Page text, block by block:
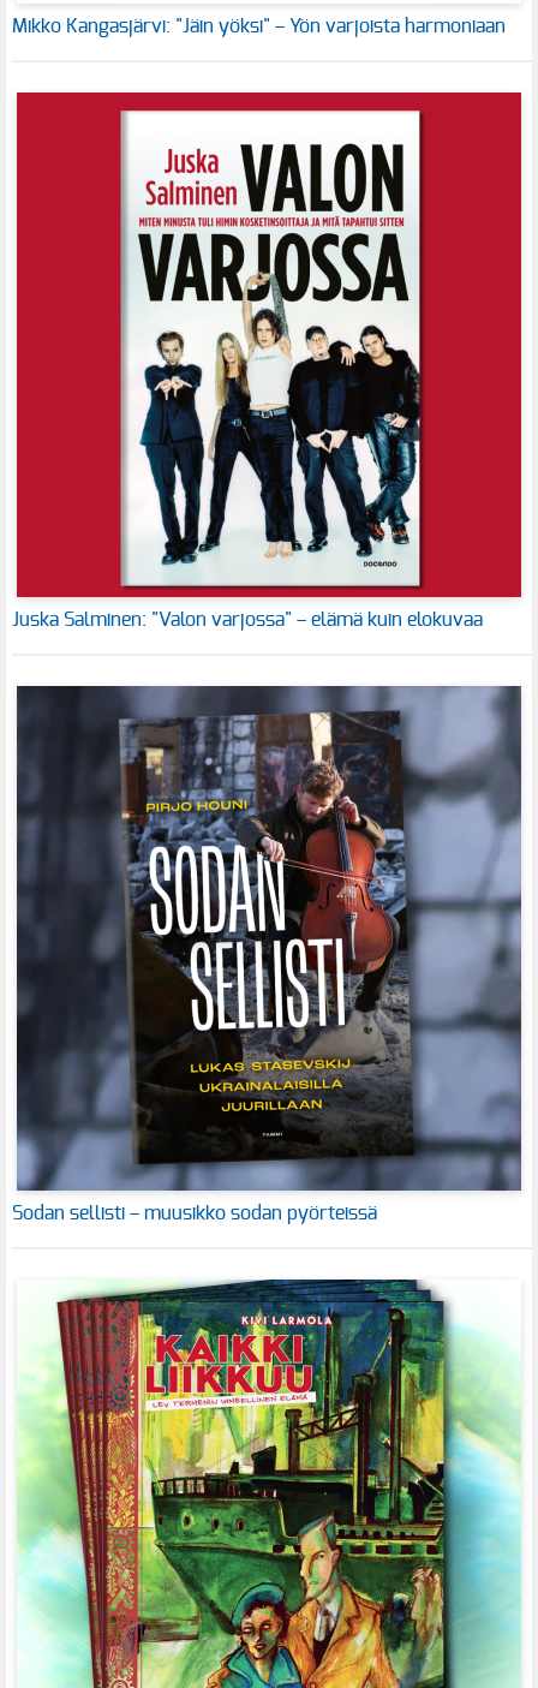
Mikko Kangasjärvi: "Jäin yöksi" – Yön varjoista harmoniaan
Juska Salminen: "Valon varjossa" – elämä kuin elokuvaa
Sodan sellisti – muusikko sodan pyörteissä